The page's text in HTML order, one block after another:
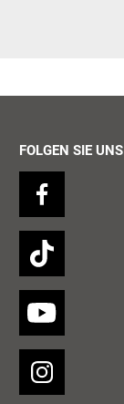
FOLGEN SIE UNS